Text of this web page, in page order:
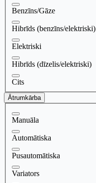
Benzīns/Gāze
Hibrīds (benzīns/elektriski)
Elektriski
Hibrīds (dīzelis/elektriski)
Cits
Ātrumkārba
Manuāla
Automātiska
Pusautomātiska
Variators